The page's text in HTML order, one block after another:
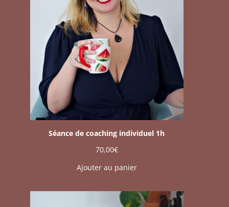
Séance de coaching individuel 1h
70,00€
Ajouter au panier